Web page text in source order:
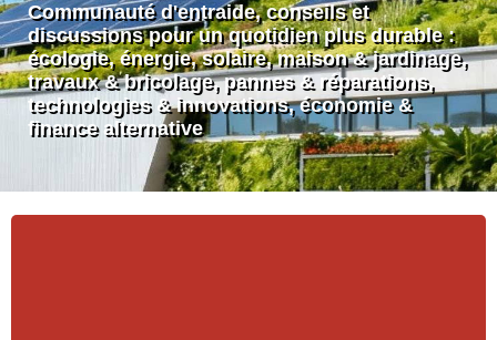
Communauté d'entraide, conseils et
discussions pour un quotidien plus durable :
écologie, énergie, solaire, maison & jardinage,
travaux & bricolage, pannes & réparations,
technologies & innovations, économie &
finance alternative